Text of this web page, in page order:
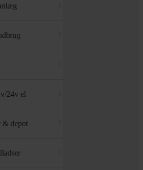
24v el
& depot